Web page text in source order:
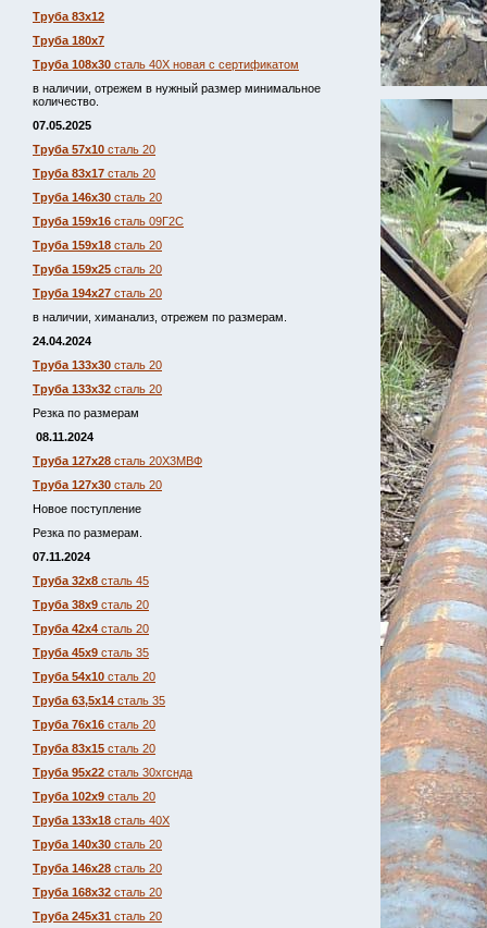
Труба 83х12
Труба 180х7
Труба 108х30 сталь 40Х новая с сертификатом
в наличии, отрежем в нужный размер минимальное
количество.
07.05.2025
Труба 57х10 сталь 20
Труба 83х17 сталь 20
Труба 146х30 сталь 20
Труба 159х16 сталь 09Г2С
Труба 159х18 сталь 20
Труба 159х25 сталь 20
Труба 194х27 сталь 20
в наличии, химанализ, отрежем по размерам.
24.04.2024
Труба 133х30 сталь 20
Труба 133х32 сталь 20
Резка по размерам
08.11.2024
Труба 127х28 сталь 20Х3МВФ
Труба 127х30 сталь 20
Новое поступление
Резка по размерам.
07.11.2024
Труба 32х8 сталь 45
Труба 38х9 сталь 20
Труба 42х4 сталь 20
Труба 45х9 сталь 35
Труба 54х10 сталь 20
Труба 63,5х14 сталь 35
Труба 76х16 сталь 20
Труба 83х15 сталь 20
Труба 95х22 сталь 30хгснда
Труба 102х9 сталь 20
Труба 133х18 сталь 40Х
Труба 140х30 сталь 20
Труба 146х28 сталь 20
Труба 168х32 сталь 20
Труба 245х31 сталь 20